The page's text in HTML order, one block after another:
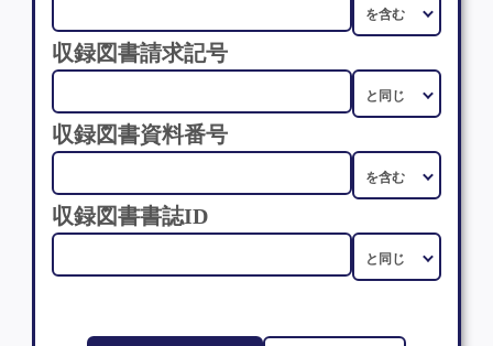
収録図書請求記号
収録図書資料番号
収録図書書誌ID